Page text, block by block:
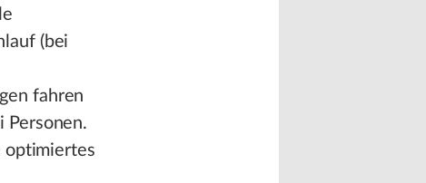
(bei
fahren
Personen.
optimiertes